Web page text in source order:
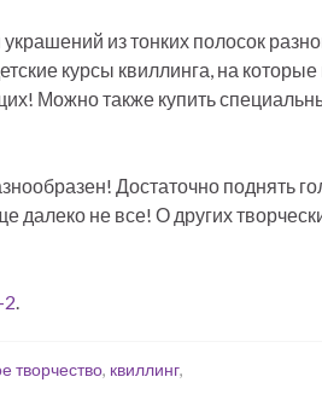
из тонких полосок
курсы квиллинга, на которые
Можно также купить
Достаточно поднять
далеко не все! О других
2.
творчество, квиллинг,